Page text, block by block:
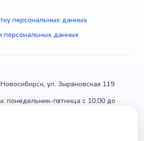
персональных данных
персональных данных
ул. Зыряновская 119
понедельник-пятница с 10.00 до
почтой и транспортными